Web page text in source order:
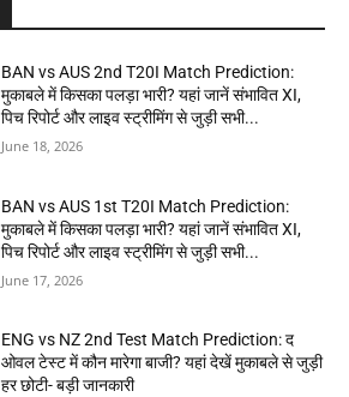
BAN vs AUS 2nd T20I Match Prediction:
मुकाबले में किसका पलड़ा भारी? यहां जानें संभावित XI,
पिच रिपोर्ट और लाइव स्ट्रीमिंग से जुड़ी सभी...
June 18, 2026
BAN vs AUS 1st T20I Match Prediction:
मुकाबले में किसका पलड़ा भारी? यहां जानें संभावित XI,
पिच रिपोर्ट और लाइव स्ट्रीमिंग से जुड़ी सभी...
June 17, 2026
ENG vs NZ 2nd Test Match Prediction: द
ओवल टेस्ट में कौन मारेगा बाजी? यहां देखें मुकाबले से जुड़ी
हर छोटी- बड़ी जानकारी